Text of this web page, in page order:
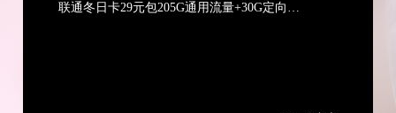
联通冬日卡29元包205G通用流量+30G定向流量+通话0.1元/分钟